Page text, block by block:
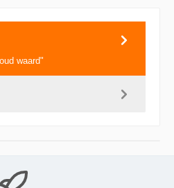
waard"